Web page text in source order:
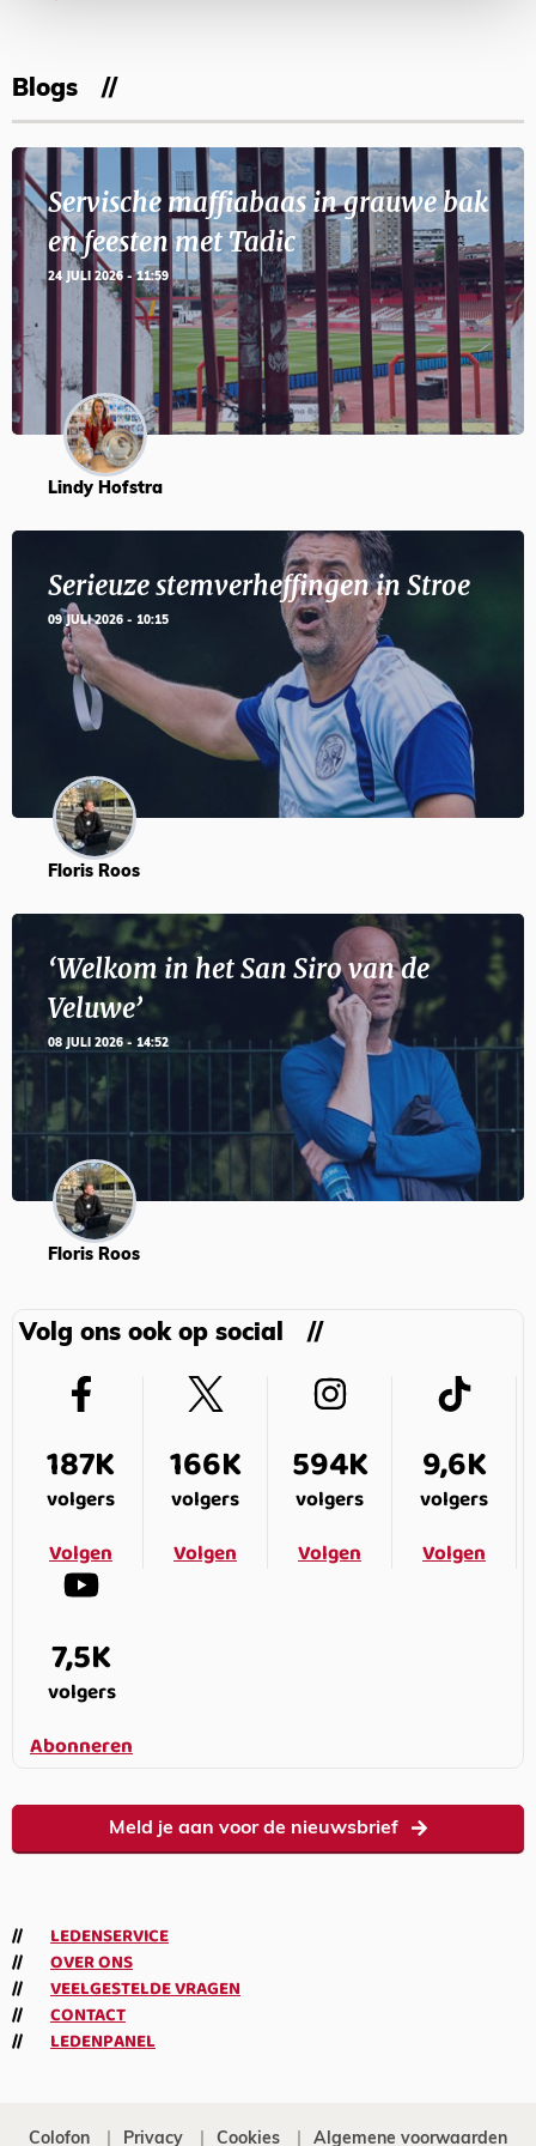
Blogs
Servische maffiabaas in grauwe bak
en feesten met Tadic
24 JULI 2026 - 11:59
Lindy Hofstra
Serieuze stemverheffingen in Stroe
09 JULI 2026 - 10:15
Floris Roos
‘Welkom in het San Siro van de
Veluwe’
08 JULI 2026 - 14:52
Floris Roos
Volg ons ook op social
187K
volgers
Volgen
166K
volgers
Volgen
594K
volgers
Volgen
9,6K
volgers
Volgen
7,5K
volgers
Abonneren
Meld je aan voor de nieuwsbrief
LEDENSERVICE
OVER ONS
VEELGESTELDE VRAGEN
CONTACT
LEDENPANEL
Colofon Privacy Cookies Algemene voorwaarden